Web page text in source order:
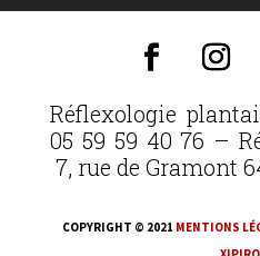
Réflexologie
05 59 59 40 76 –
7, rue de Gramont
COPYRIGHT © 2021 MENTIONS